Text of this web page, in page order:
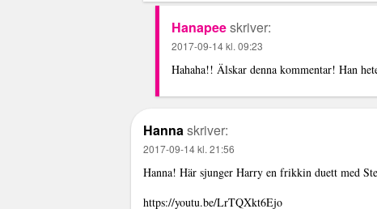
Hanapeeskriver:
2017-09-14 kl. 09:23
Hahaha!! Älskar denna kommentar! Han
Hannaskriver:
2017-09-14 kl. 21:56
Hanna! Här sjunger Harry en frikkin duett med
https://youtu.be/LrTQXkt6Ejo